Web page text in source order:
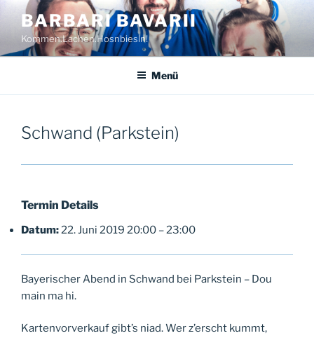
Zum
Inhalt
springen
BARBARI BAVARII
Kommen.Lachen.Hosnbiesln!
Menü
Schwand (Parkstein)
Termin Details
Datum: 22. Juni 2019 20:00 – 23:00
Bayerischer Abend in Schwand bei Parkstein – Dou
main ma hi.
Kartenvorverkauf gibt’s niad. Wer z’erscht kummt,